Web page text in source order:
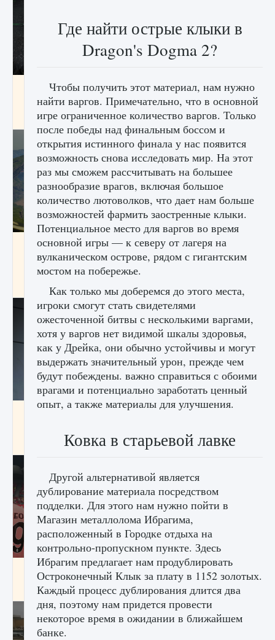
лицензии, лиги, команды и стадионы в EA
FC 25
9 августа 2024 2 395 0 2
Как исправить ошибку Palworld EPalworld
«Идет сохранение мира — Невозможно
начать сохранение данных мира»
Все новые функции в режиме карьеры EA
9 августа 2024 2 096 0 2
Входят ли «Милан» и «Интер» в EA FC 25
9 августа 2024 2 064 0 1
Где найти острые клыки в
Dragon's Dogma 2?
Чтобы получить этот материал, нам нужно
найти варгов. Примечательно, что в основной
игре ограниченное количество варгов. Только
после победы над финальным боссом и
открытия истинного финала у нас появится
возможность снова исследовать мир. На этот
раз мы сможем рассчитывать на большее
разнообразие врагов, включая большое
количество лютоволков, что дает нам больше
возможностей фармить заостренные клыки.
Потенциальное место для варгов во время
основной игры — к северу от лагеря на
вулканическом острове, рядом с гигантским
мостом на побережье.
Как только мы доберемся до этого места,
игроки смогут стать свидетелями
ожесточенной битвы с несколькими варгами,
хотя у варгов нет видимой шкалы здоровья,
как у Дрейка, они обычно устойчивы и могут
выдержать значительный урон, прежде чем
будут побеждены. важно справиться с обоими
врагами и потенциально заработать ценный
опыт, а также материалы для улучшения.
Ковка в старьевой лавке
Другой альтернативой является
дублирование материала посредством
подделки. Для этого нам нужно пойти в
Магазин металлолома Ибрагима,
расположенный в Городке отдыха на
контрольно-пропускном пункте. Здесь
Ибрагим предлагает нам продублировать
Остроконечный Клык за плату в 1152 золотых.
Каждый процесс дублирования длится два
дня, поэтому нам придется провести
некоторое время в ожидании в ближайшем
банке.